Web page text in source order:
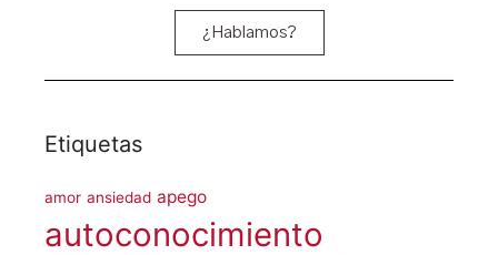
¿Hablamos?
Etiquetas
amor ansiedad apego
autoconocimiento